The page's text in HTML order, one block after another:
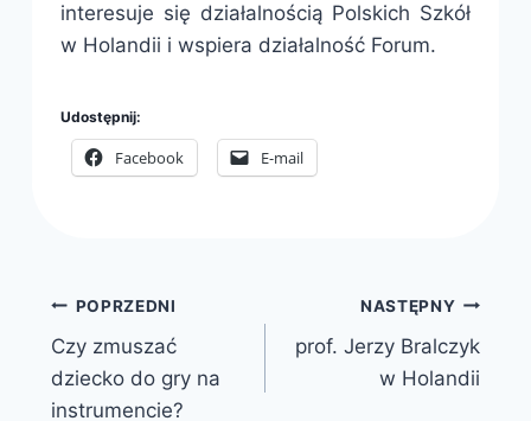
interesuje się działalnością Polskich Szkół
w Holandii i wspiera działalność Forum.
Udostępnij:
Facebook E-mail
Nawigacja
wpisu
POPRZEDNI
Czy zmuszać
dziecko do gry na
instrumencie?
NASTĘPNY
prof. Jerzy Bralczyk
w Holandii